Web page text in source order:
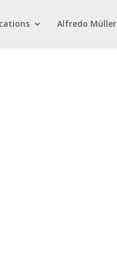
Alfredo Müller